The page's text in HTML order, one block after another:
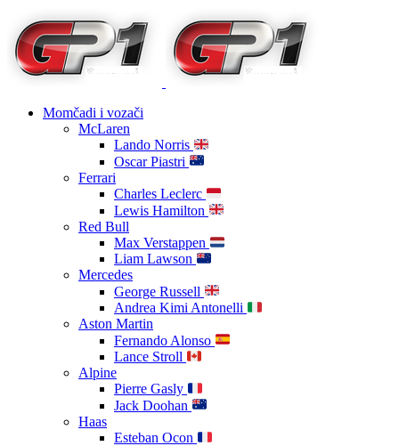
Momčadi i vozači
McLaren
Lando Norris
Oscar Piastri
Ferrari
Charles Leclerc
Lewis Hamilton
Red Bull
Max Verstappen
Liam Lawson
Mercedes
George Russell
Andrea Kimi Antonelli
Aston Martin
Fernando Alonso
Lance Stroll
Alpine
Pierre Gasly
Jack Doohan
Haas
Esteban Ocon